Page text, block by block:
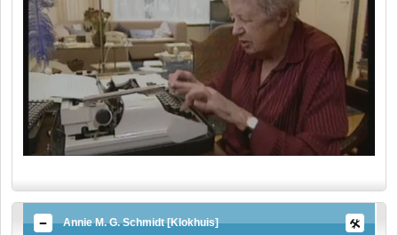
Annie M. G. Schmidt [Klokhuis]